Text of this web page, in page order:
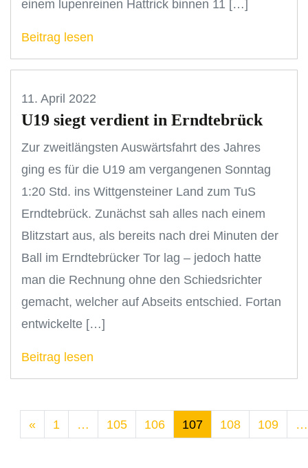
einem lupenreinen Hattrick binnen 11 […]
Beitrag lesen
11. April 2022
U19 siegt verdient in Erndtebrück
Zur zweitlängsten Auswärtsfahrt des Jahres
ging es für die U19 am vergangenen Sonntag
1:20 Std. ins Wittgensteiner Land zum TuS
Erndtebrück. Zunächst sah alles nach einem
Blitzstart aus, als bereits nach drei Minuten der
Ball im Erndtebrücker Tor lag – jedoch hatte
man die Rechnung ohne den Schiedsrichter
gemacht, welcher auf Abseits entschied. Fortan
entwickelte […]
Beitrag lesen
« 1 … 105 106 107 108 109 …